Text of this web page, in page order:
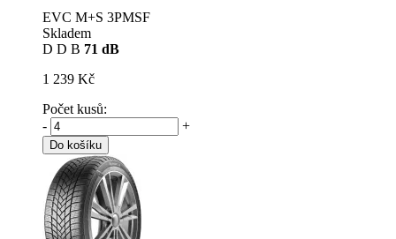
EVC M+S 3PMSF
Skladem
D D B 71 dB
1 239 Kč
Počet kusů:
-
+
Do košíku